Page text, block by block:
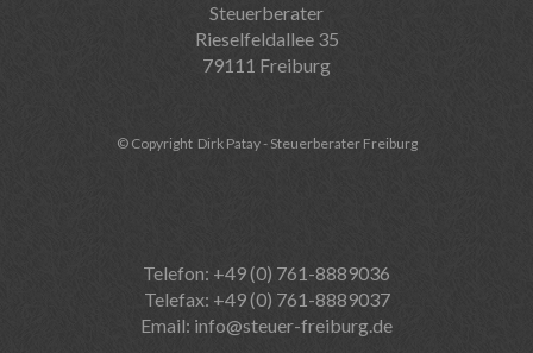
Steuerberater
Rieselfeldallee 35
79111 Freiburg
© Copyright Dirk Patay - Steuerberater Freiburg
Telefon: +49 (0) 761-8889036
Telefax: +49 (0) 761-8889037
Email: info@steuer-freiburg.de